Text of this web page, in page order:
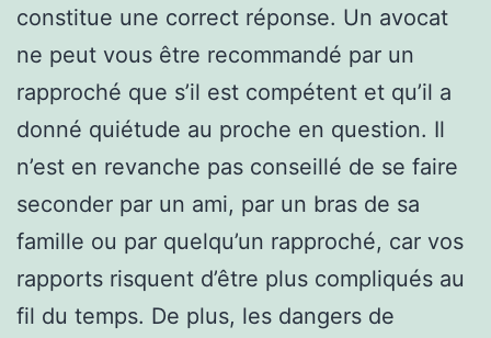
constitue une correct réponse. Un avocat
ne peut vous être recommandé par un
rapproché que s’il est compétent et qu’il a
donné quiétude au proche en question. Il
n’est en revanche pas conseillé de se faire
seconder par un ami, par un bras de sa
famille ou par quelqu’un rapproché, car vos
rapports risquent d’être plus compliqués au
fil du temps. De plus, les dangers de